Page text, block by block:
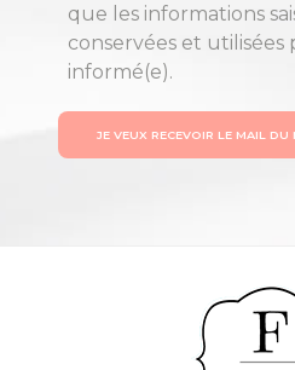
que les informations
conservées et
informé(e).
JE VEUX RECEVOIR LE MAIL DU